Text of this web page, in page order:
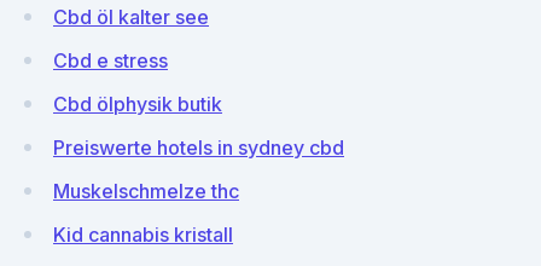
Cbd öl kalter see
Cbd e stress
Cbd ölphysik butik
Preiswerte hotels in sydney cbd
Muskelschmelze thc
Kid cannabis kristall